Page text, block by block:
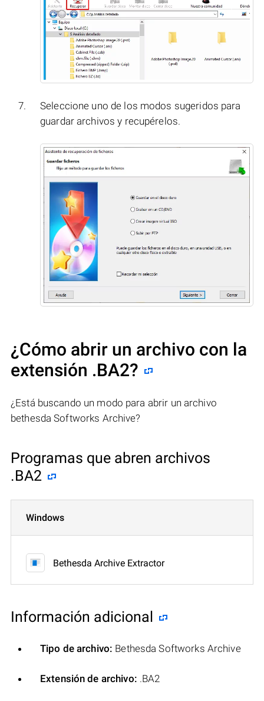
Seleccione uno de los modos sugeridos para
guardar archivos y recupérelos.
¿Cómo abrir un archivo con la
extensión .BA2?
¿Está buscando un modo para abrir un archivo
bethesda Softworks Archive?
Programas que abren archivos
.BA2
Windows
Bethesda Archive Extractor
Información adicional
Tipo de archivo: Bethesda Softworks Archive
Extensión de archivo: .BA2